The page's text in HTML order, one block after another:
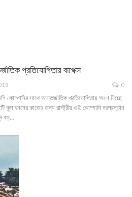
প্রতিযোগিতায় বাপেক্স
0
কোম্পানির সাথে আন্তর্জাতিক প্রতিযোগিতায় অংশ নিচ্ছে
কূপ খননের কাজের জন্য রাস্ট্রীয় এই কোম্পানি দরপ্রস্তাব
বড়…